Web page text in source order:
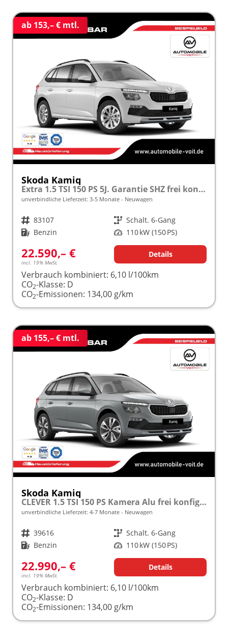
ab 153,– € mtl.
Skoda Kamiq
Extra 1.5 TSI 150 PS 5J. Garantie SHZ frei konfigurierbar!
unverbindliche Lieferzeit: 3-5 Monate Neuwagen
Fahrzeugnr. 83107 Getriebe Schalt. 6-Gang
Kraftstoff Benzin Leistung 110 kW (150 PS)
22.590,– €
incl. 19% MwSt.
Details
Verbrauch kombiniert: 6,10 l/100km
CO2-Klasse: D
CO2-Emissionen: 134,00 g/km
ab 155,– € mtl.
Skoda Kamiq
CLEVER 1.5 TSI 150 PS Kamera Alu frei konfigurierbar!
unverbindliche Lieferzeit: 4-7 Monate Neuwagen
Fahrzeugnr. 39616 Getriebe Schalt. 6-Gang
Kraftstoff Benzin Leistung 110 kW (150 PS)
22.990,– €
incl. 19% MwSt.
Details
Verbrauch kombiniert: 6,10 l/100km
CO2-Klasse: D
CO2-Emissionen: 134,00 g/km